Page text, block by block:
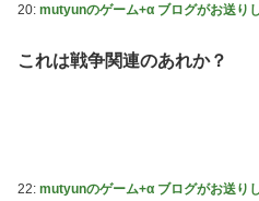
20: mutyunのゲーム+α ブログがお送りし
これは戦争関連のあれか？
22: mutyunのゲーム+α ブログがお送りし